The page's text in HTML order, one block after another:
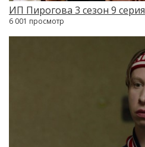
ИП Пирогова 3 сезон 9 серия
6 001 просмотр